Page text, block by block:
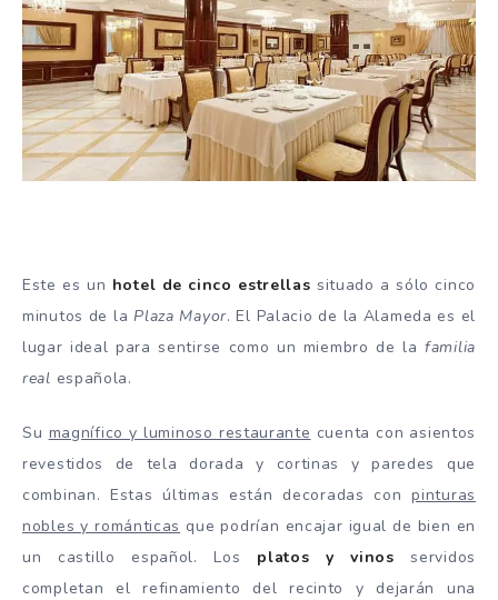
Este es un hotel de cinco estrellas situado a sólo cinco
minutos de laPlaza Mayor. El Palacio de la Alameda es el
lugar ideal para sentirse como un miembro de lafamilia
real española.
Su magnífico y luminoso restaurante cuenta con asientos
revestidos de tela dorada y cortinas y paredes que
combinan. Estas últimas están decoradas conpinturas
nobles y románticas que podrían encajar igual de bien en
un castillo español. Los platos y vinos servidos
completan el refinamiento del recinto y dejarán una